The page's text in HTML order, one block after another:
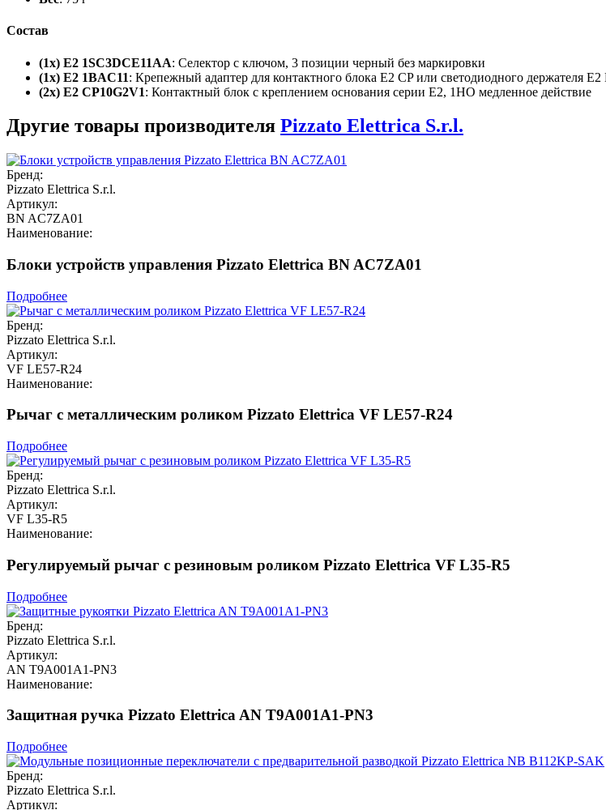
Состав
(1x) E2 1SC3DCE11AA: Селектор с ключом, 3 позиции черный без маркировки
(1x) E2 1BAC11: Крепежный адаптер для контактного блока E2 CP или светодиодного держателя E2
(2x) E2 CP10G2V1: Контактный блок с креплением основания серии E2, 1НО медленное действие
Другие товары производителя Pizzato Elettrica S.r.l.
Бренд:
Pizzato Elettrica S.r.l.
Артикул:
BN AC7ZA01
Наименование:
Блоки устройств управления Pizzato Elettrica BN AC7ZA01
Подробнее
Бренд:
Pizzato Elettrica S.r.l.
Артикул:
VF LE57-R24
Наименование:
Рычаг с металлическим роликом Pizzato Elettrica VF LE57-R24
Подробнее
Бренд:
Pizzato Elettrica S.r.l.
Артикул:
VF L35-R5
Наименование:
Регулируемый рычаг с резиновым роликом Pizzato Elettrica VF L35-R5
Подробнее
Бренд:
Pizzato Elettrica S.r.l.
Артикул:
AN T9A001A1-PN3
Наименование:
Защитная ручка Pizzato Elettrica AN T9A001A1-PN3
Подробнее
Бренд:
Pizzato Elettrica S.r.l.
Артикул: